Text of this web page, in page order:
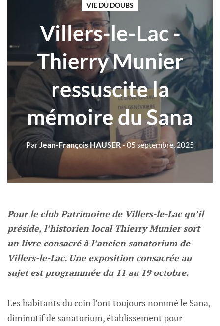
VIE DU DOUBS
Villers-le-Lac -
Thierry Munier
ressuscite la
mémoire du Sana
ParJean-François HAUSER- 05 septembre, 2025
Pour le club Patrimoine de Villers-le-Lac qu’il
préside, l’historien local Thierry Munier sort
un livre consacré à l’ancien sanatorium de
Villers-le-Lac. Une exposition consacrée au
sujet est programmée du 11 au 19 octobre.
Les habitants du coin l’ont toujours nommé le Sana,
diminutif de sanatorium, établissement pour